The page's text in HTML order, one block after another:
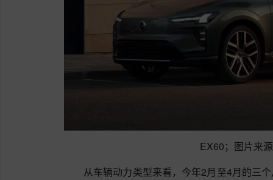
EX60；图片来
从车辆动力类型来看，今年2月至4月的三